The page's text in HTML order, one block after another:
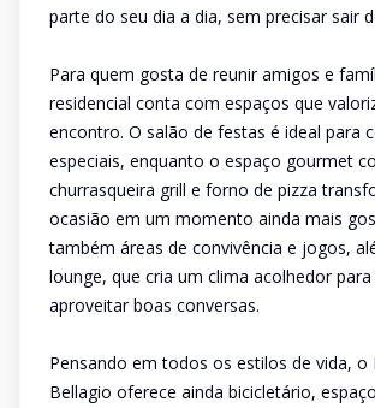
parte do seu dia a dia, sem precisar sair
Para quem gosta de reunir amigos e
residencial conta com espaços que
encontro. O salão de festas é ideal para
especiais, enquanto o espaço gourmet
churrasqueira grill e forno de pizza
ocasião em um momento ainda mais
também áreas de convivência e jogos,
lounge, que cria um clima acolhedor para
aproveitar boas conversas.
Pensando em todos os estilos de vida, o
Bellagio oferece ainda bicicletário,